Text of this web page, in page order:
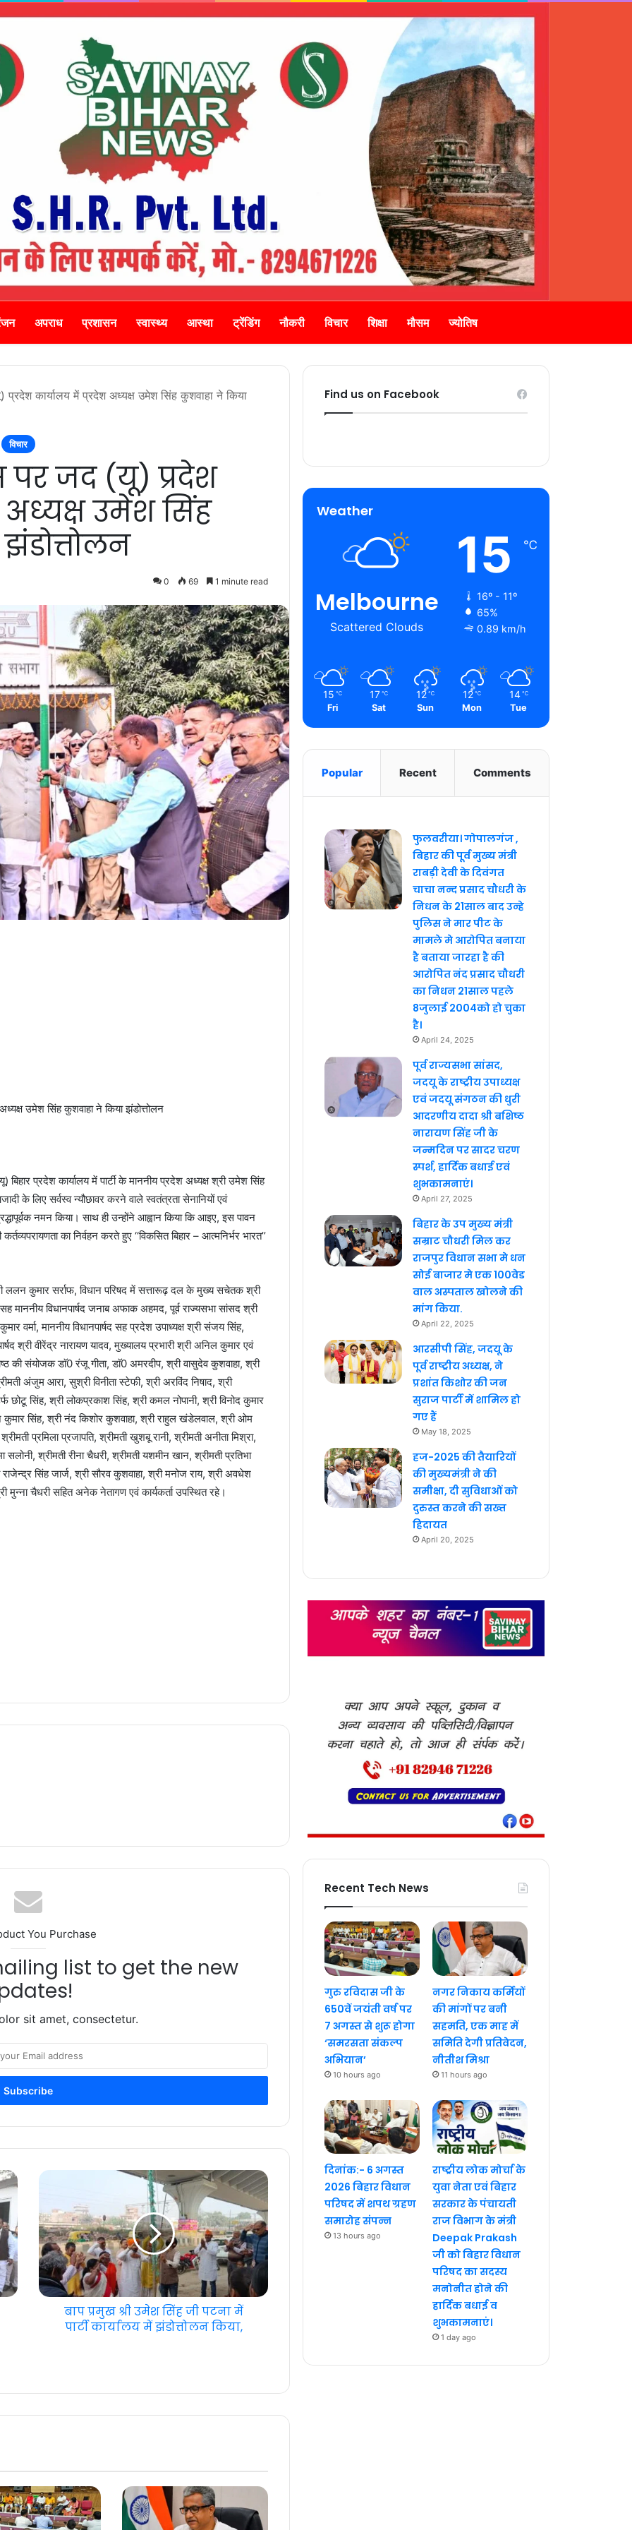
अपराध प्रशासन स्वास्थ्य आस्था ट्रेंडिंग नौकरी विचार शिक्षा मौसम ज्योतिष
कार्यालय में प्रदेश अध्यक्ष उमेश सिंह कुशवाहा ने किया
विचार
पर जद (यू) प्रदेश
अध्यक्ष उमेश सिंह
0 69 1 minute read
उमेश सिंह कुशवाहा ने किया झंडोत्तोलन
प्रदेश कार्यालय में पार्टी के माननीय प्रदेश अध्यक्ष श्री उमेश सिंह
के लिए सर्वस्व न्यौछावर करने वाले स्वतंत्रता सेनानियों एवं
नमन किया। साथ ही उन्होंने आह्वान किया कि आइए, इस पावन
का निर्वहन करते हुए ‘‘विकसित बिहार – आत्मनिर्भर भारत’’
कुमार सर्राफ, विधान परिषद में सत्तारूढ़ दल के मुख्य सचेतक श्री
माननीय विधानपार्षद जनाब अफाक अहमद, पूर्व राज्यसभा सांसद श्री
वर्मा, माननीय विधानपार्षद सह प्रदेश उपाध्यक्ष श्री संजय सिंह,
श्री वीरेंद्र नारायण यादव, मुख्यालय प्रभारी श्री अनिल कुमार एवं
की संयोजक डाॅ0 रंजू गीता, डाॅ0 अमरदीप, श्री वासुदेव कुशवाहा, श्री
अंजुम आरा, सुश्री विनीता स्टेफी, श्री अरविंद निषाद, श्री
छोटू सिंह, श्री लोकप्रकाश सिंह, श्री कमल नोपानी, श्री विनोद कुमार
कुमार सिंह, श्री नंद किशोर कुशवाहा, श्री राहुल खंडेलवाल, श्री ओम
प्रमिला प्रजापति, श्रीमती खुशबू रानी, श्रीमती अनीता मिश्रा,
सलोनी, श्रीमती रीना चैधरी, श्रीमती यशमीन खान, श्रीमती प्रतिभा
सिंह जार्ज, श्री सौरव कुशवाहा, श्री मनोज राय, श्री अवधेश
मुन्ना चैधरी सहित अनेक नेतागण एवं कार्यकर्ता उपस्थित रहे।
You Purchase
list to get the new
sit amet, consectetur.
बाप प्रमुख श्री उमेश सिंह जी पटना में
पार्टी कार्यालय में झंडोत्तोलन किया,
Find us on Facebook
Weather
Melbourne
Scattered Clouds
15 ℃
16º - 11º
65%
0.89 km/h
15 ℃
Fri
17 ℃
Sat
12 ℃
Sun
12 ℃
Mon
14 ℃
Tue
Popular Recent Comments
फुलवरीया। गोपालगंज ,
बिहार की पूर्व मुख्य मंत्री
राबड़ी देवी के दिवंगत
चाचा नन्द प्रसाद चौधरी के
निधन के 21साल बाद उन्हे
पुलिस ने मार पीट के
मामले मे आरोपित बनाया
है बताया जारहा है की
आरोपित नंद प्रसाद चौधरी
का निधन 21साल पहले
8जुलाई 2004को हो चुका
है।
April 24, 2025
पूर्व राज्यसभा सांसद,
जदयू के राष्ट्रीय उपाध्यक्ष
एवं जदयू संगठन की धुरी
आदरणीय दादा श्री बशिष्ठ
नारायण सिंह जी के
जन्मदिन पर सादर चरण
स्पर्श, हार्दिक बधाई एवं
शुभकामनाएं।
April 27, 2025
बिहार के उप मुख्य मंत्री
सम्राट चौधरी मिल कर
राजपुर विधान सभा मे धन
सोई बाजार मे एक 100वेड
वाल अस्पताल खोलने की
मांग किया.
April 22, 2025
आरसीपी सिंह, जदयू के
पूर्व राष्ट्रीय अध्यक्ष, ने
प्रशांत किशोर की जन
सुराज पार्टी में शामिल हो
गए हैं
May 18, 2025
हज-2025 की तैयारियों
की मुख्यमंत्री ने की
समीक्षा, दी सुविधाओं को
दुरुस्त करने की सख्त
हिदायत
April 20, 2025
Recent Tech News
गुरु रविदास जी के
650वें जयंती वर्ष पर
7 अगस्त से शुरू होगा
‘समरसता संकल्प
अभियान’
10 hours ago
नगर निकाय कर्मियों
की मांगों पर बनी
सहमति, एक माह में
समिति देगी प्रतिवेदन,
नीतीश मिश्रा
11 hours ago
दिनांक:- 6 अगस्त
2026 बिहार विधान
परिषद में शपथ ग्रहण
समारोह संपन्न
13 hours ago
राष्ट्रीय लोक मोर्चा के
युवा नेता एवं बिहार
सरकार के पंचायती
राज विभाग के मंत्री
Deepak Prakash
जी को बिहार विधान
परिषद का सदस्य
मनोनीत होने की
हार्दिक बधाई व
शुभकामनाएं।
1 day ago